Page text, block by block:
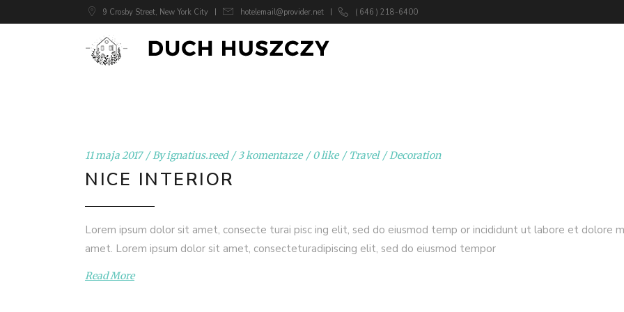
9 Crosby Street, New York City hotelemail@provider.net ( 646 ) 218-6400
11 maja 2017 Byignatius.reed 3 komentarze 0 like Travel Decoration
NICE INTERIOR
Lorem ipsum dolor sit amet, consecte turai pisc ing elit, sed do eiusmod temp or incididunt ut labore et dolore
amet. Lorem ipsum dolor sit amet, consecteturadipiscing elit, sed do eiusmod tempor
Read More